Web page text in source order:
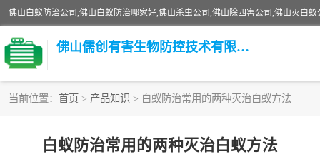
佛山儒创有害生物防控技术有限公司
当前位置： 首页 > 产品知识 > 白蚁防治常用的两种灭治白蚁方法
白蚁防治常用的两种灭治白蚁方法